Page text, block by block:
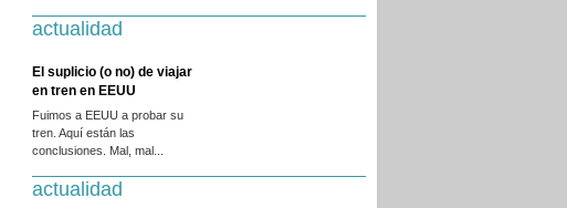
actualidad
El suplicio (o no) de viajar
en tren en EEUU
Fuimos a EEUU a probar su
tren. Aquí están las
conclusiones. Mal, mal...
actualidad